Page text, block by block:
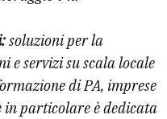
soluzioni per la
e servizi su scala locale
di PA, imprese
in particolare è dedicata